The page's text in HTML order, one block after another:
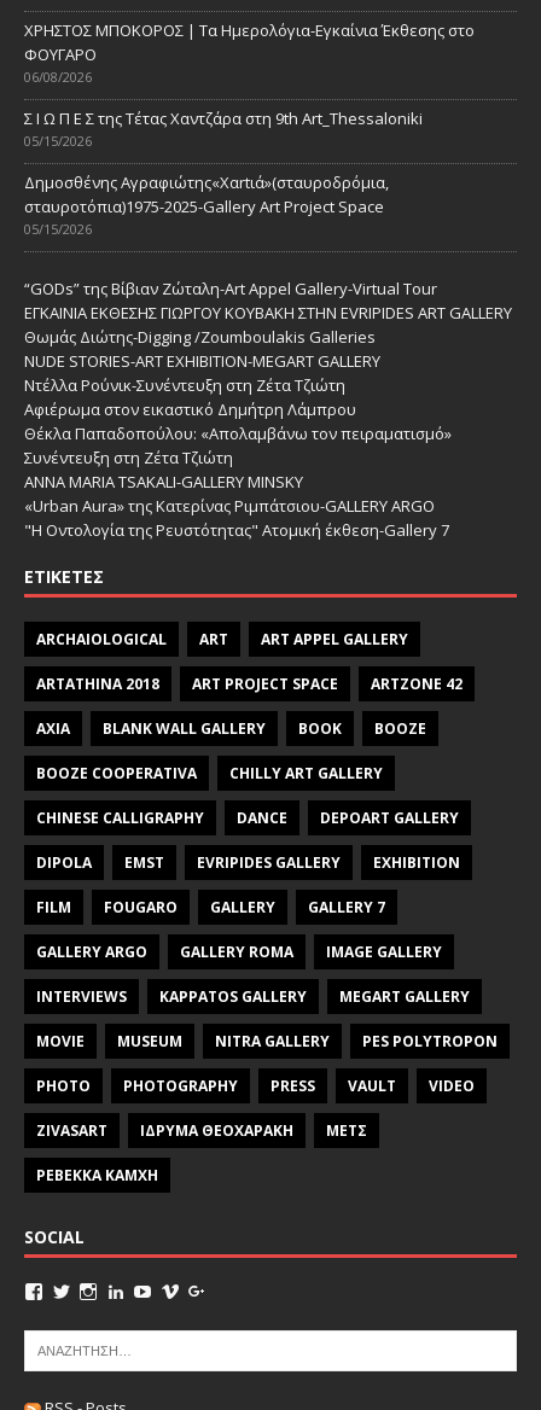
ΧΡΗΣΤΟΣ ΜΠΟΚΟΡΟΣ | Τα Ημερολόγια-Εγκαίνια Έκθεσης στο
ΦΟΥΓΑΡΟ
06/08/2026
Σ Ι Ω Π Ε Σ της Τέτας Χαντζάρα στη 9th Art_Thessaloniki
05/15/2026
Δημοσθένης Αγραφιώτης«Xαrtιά»(σταυροδρόμια,
σταυροτόπια)1975-2025-Gallery Art Project Space
05/15/2026
“GODs” της Βίβιαν Ζώταλη-Art Appel Gallery-Virtual Tour
ΕΓΚΑΙΝΙΑ ΕΚΘΕΣΗΣ ΓΙΩΡΓΟΥ ΚΟΥΒΑΚΗ ΣΤΗΝ EVRIPIDES ART GALLERY
Θωμάς Διώτης-Digging /Zoumboulakis Galleries
NUDE STORIES-ΑRT EXHIBITION-MEGART GALLERY
Ντέλλα Ρούνικ-Συνέντευξη στη Ζέτα Τζιώτη
Αφιέρωμα στον εικαστικό Δημήτρη Λάμπρου
Θέκλα Παπαδοπούλου: «Απολαμβάνω τον πειραματισμό»
Συνέντευξη στη Ζέτα Τζιώτη
ANNA MARIA TSAKALI-GALLERY MINSKY
«Urban Aura» της Κατερίνας Ριμπάτσιου-GALLERY ARGO
"Η Οντολογία της Ρευστότητας" Ατομική έκθεση-Gallery 7
ΕΤΙΚΈΤΕΣ
ARCHAIOLOGICAL ART ART APPEL GALLERY
ARTATHINA 2018 ART PROJECT SPACE ARTZONE 42
AXIA BLANK WALL GALLERY BOOK BOOZE
BOOZE COOPERATIVA CHILLY ART GALLERY
CHINESE CALLIGRAPHY DANCE DEPOART GALLERY
DIPOLA EMST EVRIPIDES GALLERY EXHIBITION
FILM FOUGARO GALLERY GALLERY 7
GALLERY ARGO GALLERY ROMA IMAGE GALLERY
INTERVIEWS KAPPATOS GALLERY MEGART GALLERY
MOVIE MUSEUM NITRA GALLERY PES POLYTROPON
PHOTO PHOTOGRAPHY PRESS VAULT VIDEO
ZIVASART ΙΔΡΥΜΑ ΘΕΟΧΑΡΑΚΗ ΜΕΤΣ
ΡΕΒΕΚΚΑ ΚΑΜΧΗ
SOCIAL